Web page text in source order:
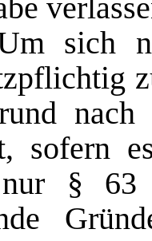
sich
sofern
nur §